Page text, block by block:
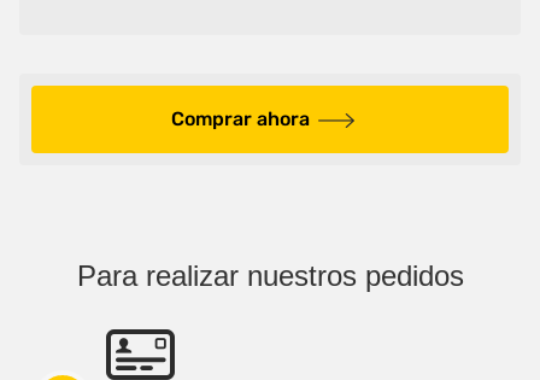
Comprar ahora
Para realizar nuestros pedidos